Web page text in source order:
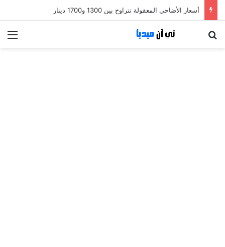
أسعار الأضاحي المعقولة تتراوح بين 1300 و1700 دينار